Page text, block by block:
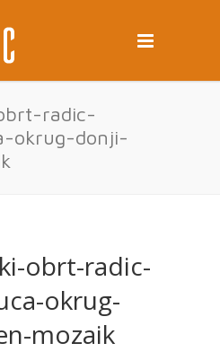
radic-
okrug-donji-
obrt-radic-
okrug-
mozaik